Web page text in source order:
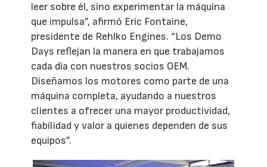
leer sobre él, sino experimentar la máquina
que impulsa”, afirmó Eric Fontaine,
presidente de Rehlko Engines. “Los Demo
Days reflejan la manera en que trabajamos
cada día con nuestros socios OEM.
Diseñamos los motores como parte de una
máquina completa, ayudando a nuestros
clientes a ofrecer una mayor productividad,
fiabilidad y valor a quienes dependen de sus
equipos”.